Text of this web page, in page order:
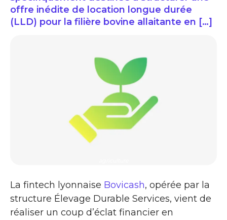
offre inédite de location longue durée
(LLD) pour la filière bovine allaitante en […]
La fintech lyonnaise Bovicash, opérée par la
structure Élevage Durable Services, vient de
réaliser un coup d’éclat financier en